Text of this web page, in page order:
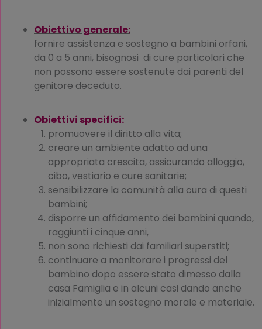
Obiettivo generale:
fornire assistenza e sostegno a bambini orfani,
da 0 a 5 anni, bisognosi di cure particolari che
non possono essere sostenute dai parenti del
genitore deceduto.
Obiettivi specifici:
promuovere il diritto alla vita;
creare un ambiente adatto ad una
appropriata crescita, assicurando alloggio,
cibo, vestiario e cure sanitarie;
sensibilizzare la comunità alla cura di questi
bambini;
disporre un affidamento dei bambini quando,
raggiunti i cinque anni,
non sono richiesti dai familiari superstiti;
continuare a monitorare i progressi del
bambino dopo essere stato dimesso dalla
casa Famiglia e in alcuni casi dando anche
inizialmente un sostegno morale e materiale.